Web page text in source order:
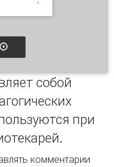
собой
при
в
комментарии